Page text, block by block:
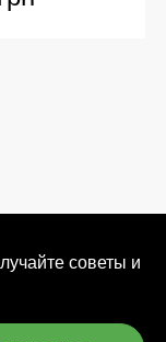
советы и